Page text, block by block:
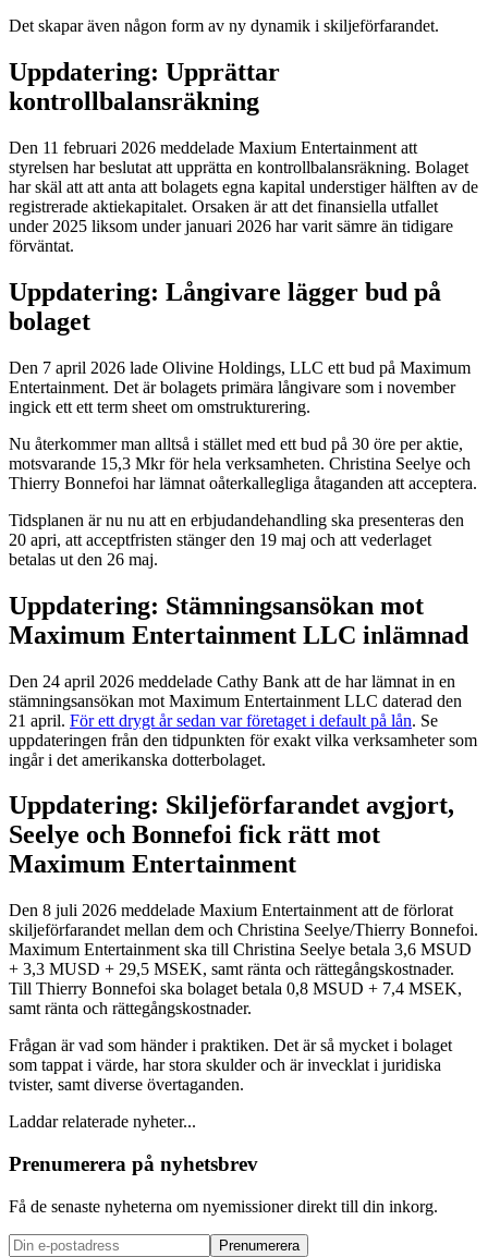
Det skapar även någon form av ny dynamik i skiljeförfarandet.
Uppdatering: Upprättar
kontrollbalansräkning
Den 11 februari 2026 meddelade Maxium Entertainment att
styrelsen har beslutat att upprätta en kontrollbalansräkning. Bolaget
har skäl att att anta att bolagets egna kapital understiger hälften av de
registrerade aktiekapitalet. Orsaken är att det finansiella utfallet
under 2025 liksom under januari 2026 har varit sämre än tidigare
förväntat.
Uppdatering: Långivare lägger bud på
bolaget
Den 7 april 2026 lade Olivine Holdings, LLC ett bud på Maximum
Entertainment. Det är bolagets primära långivare som i november
ingick ett ett term sheet om omstrukturering.
Nu återkommer man alltså i stället med ett bud på 30 öre per aktie,
motsvarande 15,3 Mkr för hela verksamheten. Christina Seelye och
Thierry Bonnefoi har lämnat oåterkallegliga åtaganden att acceptera.
Tidsplanen är nu nu att en erbjudandehandling ska presenteras den
20 apri, att acceptfristen stänger den 19 maj och att vederlaget
betalas ut den 26 maj.
Uppdatering: Stämningsansökan mot
Maximum Entertainment LLC inlämnad
Den 24 april 2026 meddelade Cathy Bank att de har lämnat in en
stämningsansökan mot Maximum Entertainment LLC daterad den
21 april. För ett drygt år sedan var företaget i default på lån. Se
uppdateringen från den tidpunkten för exakt vilka verksamheter som
ingår i det amerikanska dotterbolaget.
Uppdatering: Skiljeförfarandet avgjort,
Seelye och Bonnefoi fick rätt mot
Maximum Entertainment
Den 8 juli 2026 meddelade Maxium Entertainment att de förlorat
skiljeförfarandet mellan dem och Christina Seelye/Thierry Bonnefoi.
Maximum Entertainment ska till Christina Seelye betala 3,6 MSUD
+ 3,3 MUSD + 29,5 MSEK, samt ränta och rättegångskostnader.
Till Thierry Bonnefoi ska bolaget betala 0,8 MSUD + 7,4 MSEK,
samt ränta och rättegångskostnader.
Frågan är vad som händer i praktiken. Det är så mycket i bolaget
som tappat i värde, har stora skulder och är invecklat i juridiska
tvister, samt diverse övertaganden.
Laddar relaterade nyheter...
Prenumerera på nyhetsbrev
Få de senaste nyheterna om nyemissioner direkt till din inkorg.
Prenumerera